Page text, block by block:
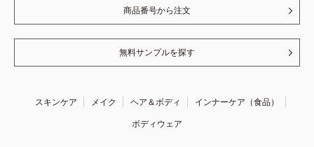
商品番号から注文
無料サンプルを探す
スキンケア メイク ヘア＆ボディ
インナーケア（食品）
ボディウェア